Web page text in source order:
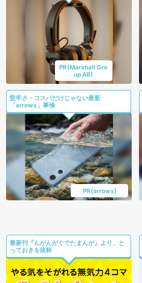
PR(Marshall Gro
up AB)
堅牢さ・コスパだけじゃない最新
「arrows」事情
PR(arrows)
最新刊『んがんがぐでたまんが』より、と
っておきを抜粋